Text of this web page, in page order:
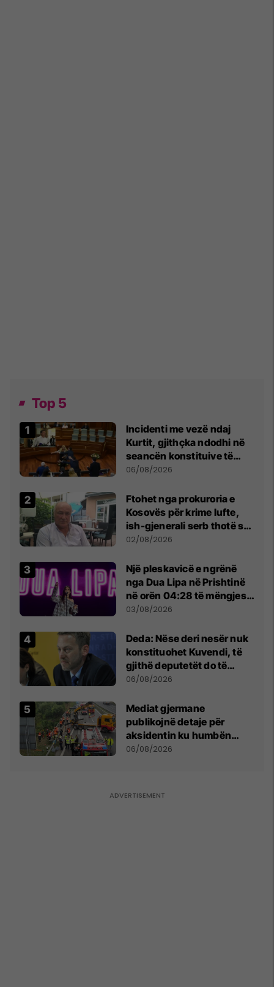
Top 5
Incidenti me vezë ndaj
Kurtit, gjithçka ndodhi në
seancën konstituive të
Kuvendit
06/08/2026
Ftohet nga prokuroria e
Kosovës për krime lufte,
ish-gjenerali serb thotë se
dikush e tradhtoi në
02/08/2026
Një pleskavicë e ngrënë
nga Dua Lipa në Prishtinë
në orën 04:28 të mëngjesit
- dhe bota digjitale serbe
03/08/2026
Deda: Nëse deri nesër nuk
konstituohet Kuvendi, të
gjithë deputetët do të
bëjnë shkelje të rëndë
06/08/2026
Mediat gjermane
publikojnë detaje për
aksidentin ku humbën
jetën tre mërgimtarë nga
06/08/2026